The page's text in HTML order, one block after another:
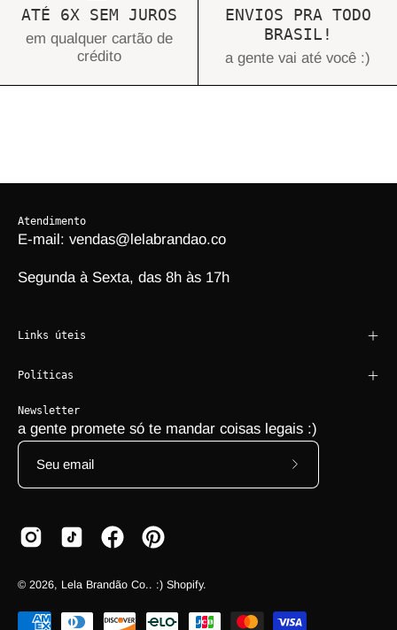
ATÉ 6X SEM JUROS
em qualquer cartão de
crédito
ENVIOS PRA TODO
BRASIL!
a gente vai até você :)
Atendimento
E-mail: vendas@lelabrandao.co
Segunda à Sexta, das 8h às 17h
Links úteis
Políticas
Newsletter
a gente promete só te mandar coisas legais :)
© 2026, Lela Brandão Co.. :) Shopify.